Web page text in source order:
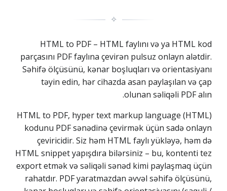
✧
HTML to PDF – HTML faylını və ya HTML kod
parçasını PDF faylına çevirən pulsuz onlayn alətdir.
Səhifə ölçüsünü, kənar boşluqları və orientasiyanı
təyin edin, hər cihazda asan paylaşılan və çap
olunan səliqəli PDF alın.
HTML to PDF, hyper text markup language (HTML)
kodunu PDF sənədinə çevirmək üçün sadə onlayn
çeviricidir. Siz həm HTML faylı yükləyə, həm də
HTML snippet yapışdıra bilərsiniz – bu, kontenti tez
export etmək və səliqəli sənəd kimi paylaşmaq üçün
rahatdır. PDF yaratmazdan əvvəl səhifə ölçüsünü,